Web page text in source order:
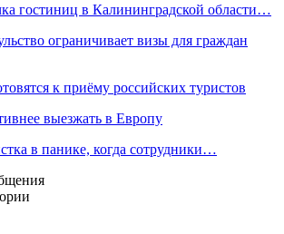
гостиниц в Калининградской области…
ограничивает визы для граждан
к приёму российских туристов
выезжать в Европу
в панике, когда сотрудники…